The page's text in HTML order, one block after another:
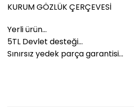
KURUM GÖZLÜK ÇERÇEVESİ
Yerli ürün…
5TL Devlet desteği…
Sınırsız yedek parça garantisi…